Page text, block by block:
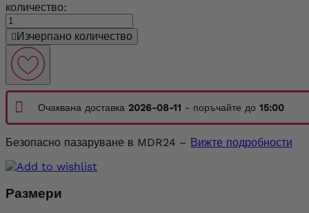
количество:
 Изчерпано количество
Очаквана доставка 2026-08-11 - поръчайте до 15:00
Безопасно пазаруване в MDR24 – Вижте подробности
Размери